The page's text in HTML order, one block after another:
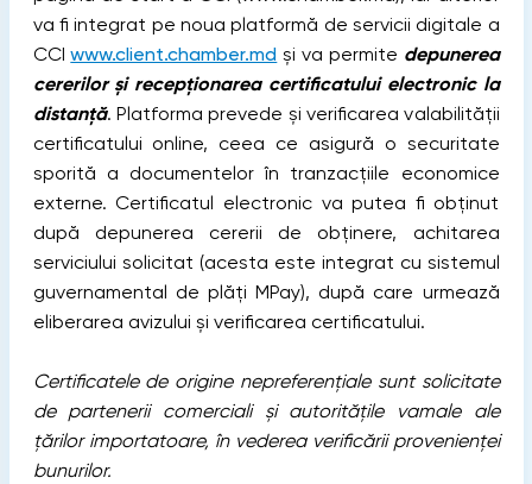
va fi integrat pe noua platformă de servicii digitale a
CCIwww.client.chamber.md și va permite depunerea
cererilor și recepționarea certificatului electronic la
distanță. Platforma prevede și verificarea valabilității
certificatului online, ceea ce asigură o securitate
sporită a documentelor în tranzacțiile economice
externe. Certificatul electronic va putea fi obținut
după depunerea cererii de obținere, achitarea
serviciului solicitat (acesta este integrat cu sistemul
guvernamental de plăți MPay), după care urmează
eliberarea avizului și verificarea certificatului.
Certificatele de origine nepreferențiale sunt solicitate
de partenerii comerciali și autoritățile vamale ale
țărilor importatoare, în vederea verificării provenienței
bunurilor.